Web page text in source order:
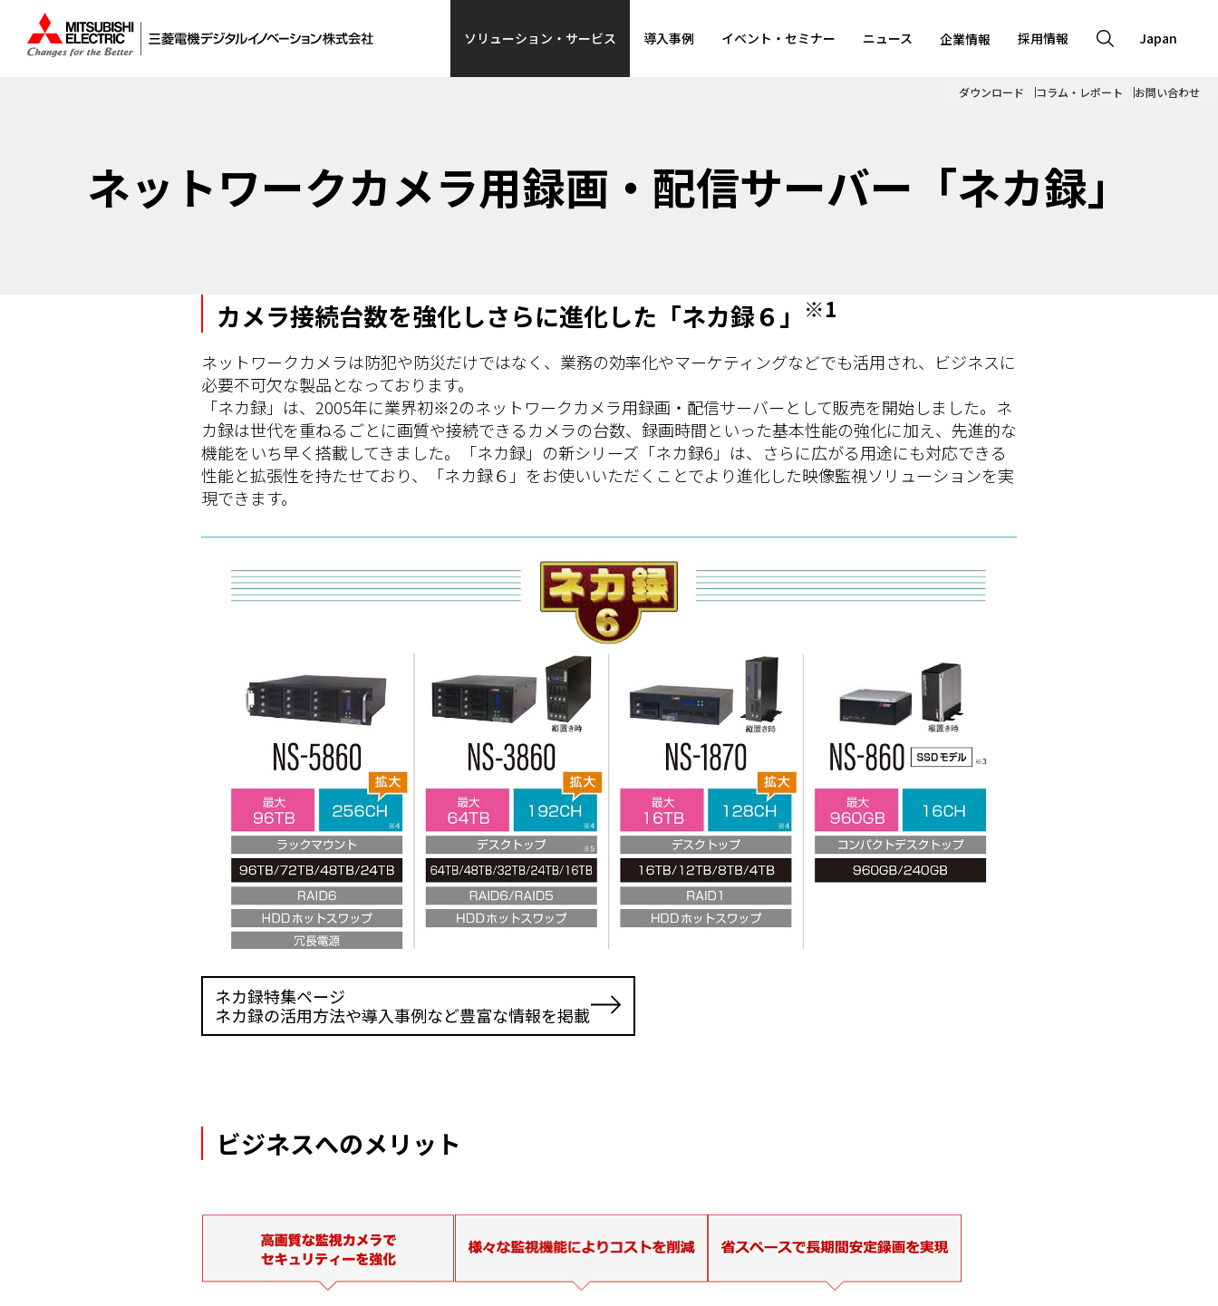
ソリューション・サービス 導入事例 イベント・セミナー ニュース 企業情報 採用情報 Japan
ダウンロード コラム・レポート お問い合わせ
ネットワークカメラ用録画・配信サーバー「ネカ録」
カメラ接続台数を強化しさらに進化した「ネカ録６」 ※1
ネットワークカメラは防犯や防災だけではなく、業務の効率化やマーケティングなどでも活用され、ビジネスに
必要不可欠な製品となっております。
「ネカ録」は、2005年に業界初※2のネットワークカメラ用録画・配信サーバーとして販売を開始しました。ネ
カ録は世代を重ねるごとに画質や接続できるカメラの台数、録画時間といった基本性能の強化に加え、先進的な
機能をいち早く搭載してきました。「ネカ録」の新シリーズ「ネカ録6」は、さらに広がる用途にも対応できる
性能と拡張性を持たせており、「ネカ録６」をお使いいただくことでより進化した映像監視ソリューションを実
現できます。
ネカ録特集ページ
ネカ録の活用方法や導入事例など豊富な情報を掲載
ビジネスへのメリット